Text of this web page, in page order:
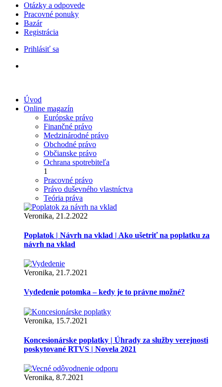
Otázky a odpovede
Pracovné ponuky
Bazár
Registrácia
Prihlásiť sa
Úvod
Online magazín
Európske právo
Finančné právo
Medzinárodné právo
Obchodné právo
Občianske právo
Ochrana spotrebiteľa
1
Pracovné právo
Právo duševného vlastníctva
Teória práva
Veronika, 21.2.2022
Poplatok | Návrh na vklad | Ako ušetriť na poplatku za
návrh na vklad
Veronika, 21.7.2021
Vydedenie potomka – kedy je to právne možné?
Veronika, 15.7.2021
Koncesionárske poplatky | Úhrady za služby verejnosti
poskytované RTVS | Novela 2021
Veronika, 8.7.2021